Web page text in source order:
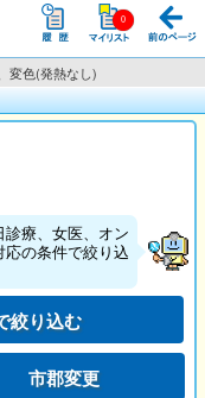
変色(発熱なし)
療、女医、オン
の条件で絞り込
絞り込む
市郡変更